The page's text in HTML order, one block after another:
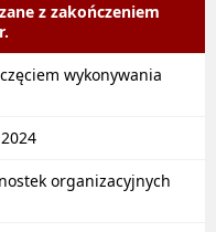
z zakończeniem
wykonywania
organizacyjnych